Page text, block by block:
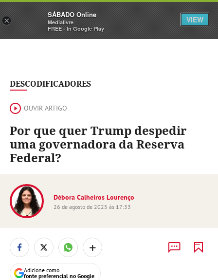
Sábado Assine Iniciar Sessão
DESCODIFICADORES
OUVIR ARTIGO
Por que quer Trump despedir
uma governadora da Reserva
Federal?
Débora Calheiros Lourenço
26 de agosto de 2025 às 17:33
+
Adicione como
fonte preferencial no Google
×
SÁBADO Online
Medialivre
FREE - In Google Play
VIEW